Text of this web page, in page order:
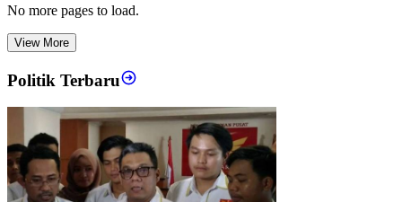
No more pages to load.
View More
Politik Terbaru